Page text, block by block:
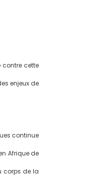
contre cette
enjeux de
continue
Afrique de
corps de la